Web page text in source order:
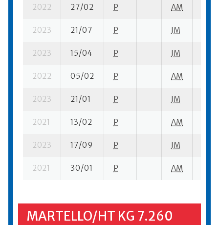
2022 27/02 P AM
2023 21/07 P JM
2023 15/04 P JM
2022 05/02 P AM
2023 21/01 P JM
2021 13/02 P AM
2023 17/09 P JM
2021 30/01 P AM
MARTELLO/HT KG 7.260